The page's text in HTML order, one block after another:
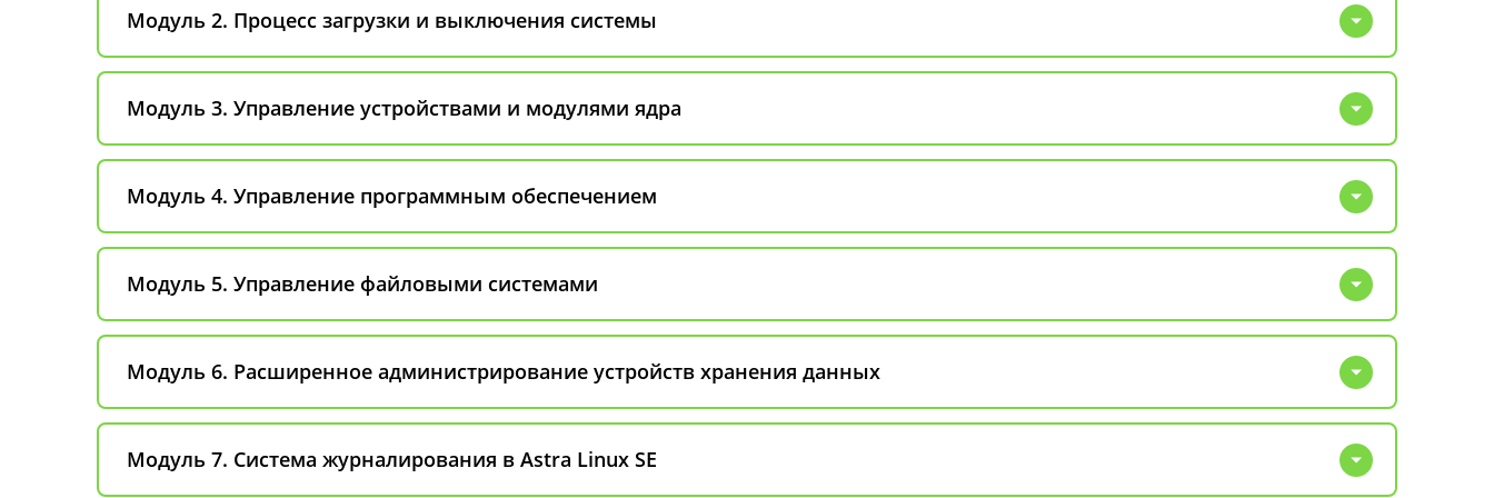
Модуль 2. Процесс загрузки и выключения системы
Модуль 3. Управление устройствами и модулями ядра
Модуль 4. Управление программным обеспечением
Модуль 5. Управление файловыми системами
Модуль 6. Расширенное администрирование устройств хранения данных
Модуль 7. Система журналирования в Astra Linux SE